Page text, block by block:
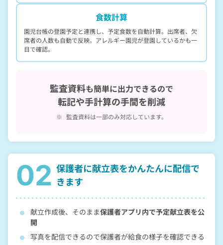
食数計算
園児台帳の登園予定と連携し、予定食数を自動計算。出席者、欠
席者の人数も自動で反映。アレルギー園児が登園しているかも一
目で確認。
監査資料も簡単に出力できるので
転記や手計算の手間を削減
※ 監査資料は一部のみ対応しています。
02 保護者に献立表をかんたんに配信で
きます
献立作成後、そのまま保護者アプリ内で予定献立表を公
開
写真を配信できるので保護者が給食の様子を確認できる